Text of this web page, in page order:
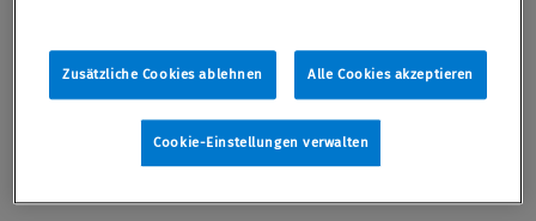
Die neue Ermittlungs- und Beschwerdestelle
Misshandlungsvorwürfe
Mag. Louise-Marie Petrovic
Zusätzliche Cookies ablehnen Alle Cookies akzeptieren
Cookie-Einstellungen verwalten